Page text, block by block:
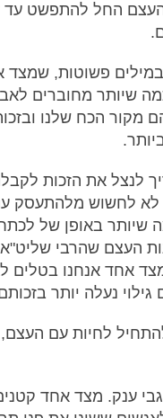
העצם החל להתפשט עד
פשוטות, שמצד
שיותר מחוברים
מקור הכח שלנו
לנצל את הזכות
לא לחשוש מלהתעסק
שיותר באופן של
העצם שהרבי
אחד אנחנו בטלים
נעלה יותר
לחיות עם
גבי ענק. מצד אחד